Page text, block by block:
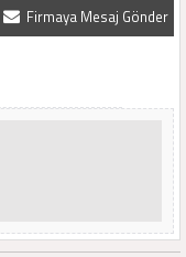
Firmaya Mesaj Gönder